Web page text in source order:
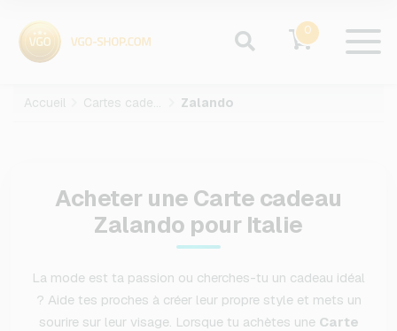
0
Accueil Cartes cadeaux Zalando
Acheter une Carte cadeau
Zalando pour Italie
La mode est ta passion ou cherches-tu un cadeau idéal
? Aide tes proches à créer leur propre style et mets un
sourire sur leur visage. Lorsque tu achètes une Carte